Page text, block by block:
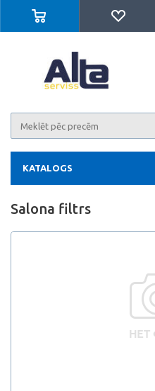
KATALOGS
Salona filtrs